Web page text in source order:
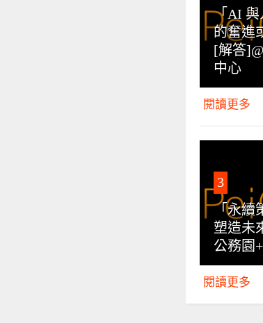
「AI
的奮進
[解答
中心
閱讀更多
3
「永續
塑造未
公務園
閱讀更多